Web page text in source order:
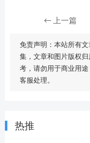
上一篇
免责声明：本站所有
集，文章和图片版权
考，请勿用于商业用
客服处理。
热推